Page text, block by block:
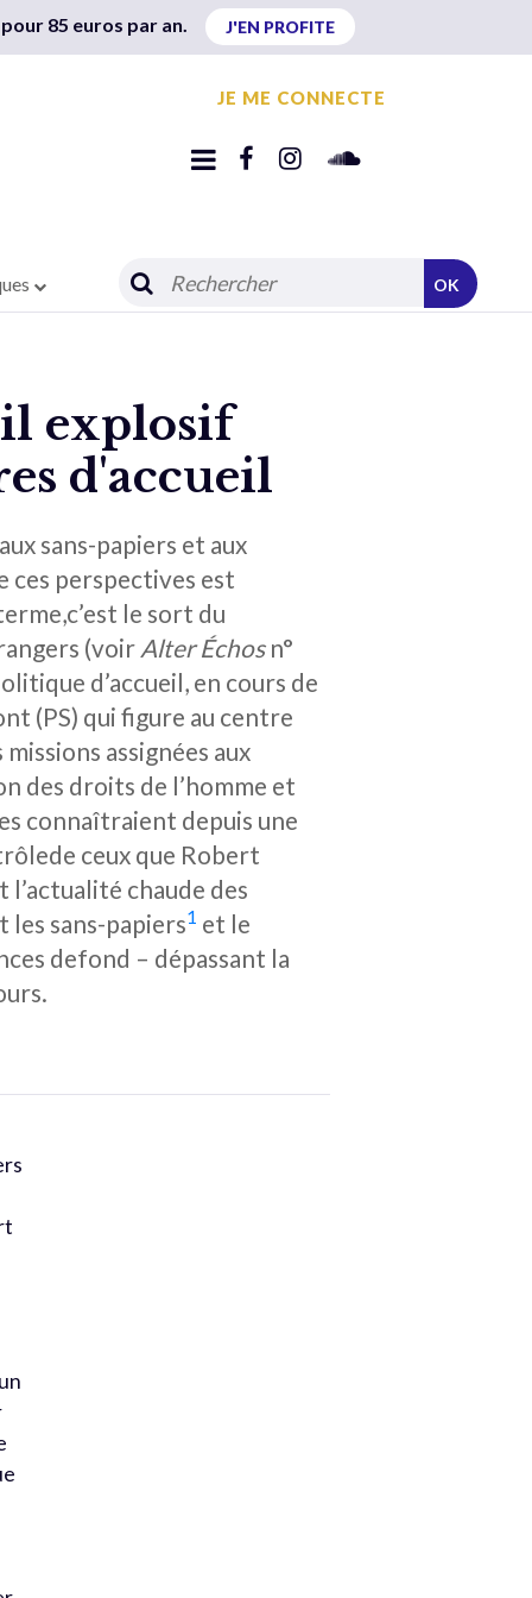
85 euros par an. J'EN PROFITE
JE ME CONNECTE
OK
explosif
d'accueil
sans-papiers et aux
ces perspectives est
le sort du
(voir Alter Échosn°
d’accueil, en cours de
(PS) qui figure au centre
assignées aux
des droits de l’homme et
connaîtraient depuis une
ceux que Robert
chaude des
sans-papiers1 et le
defond – dépassant la